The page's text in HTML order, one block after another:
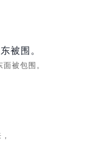
被围。
面被包围。